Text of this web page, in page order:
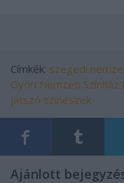
Címkék: szegedi
Győri Nemzeti Színház
játszó színészek
Ajánlott